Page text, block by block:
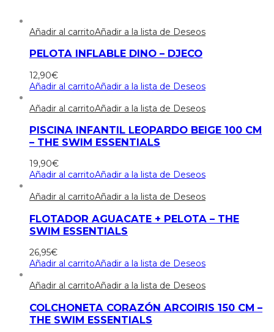
Añadir al carritoAñadir a la lista de Deseos
PELOTA INFLABLE DINO – DJECO
12,90€
Añadir al carritoAñadir a la lista de Deseos
Añadir al carritoAñadir a la lista de Deseos
PISCINA INFANTIL LEOPARDO BEIGE 100 CM
– THE SWIM ESSENTIALS
19,90€
Añadir al carritoAñadir a la lista de Deseos
Añadir al carritoAñadir a la lista de Deseos
FLOTADOR AGUACATE + PELOTA – THE
SWIM ESSENTIALS
26,95€
Añadir al carritoAñadir a la lista de Deseos
Añadir al carritoAñadir a la lista de Deseos
COLCHONETA CORAZÓN ARCOIRIS 150 CM –
THE SWIM ESSENTIALS